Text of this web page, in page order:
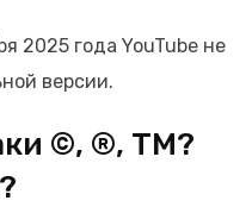
2025 года YouTube не
версии.
©, ®, TM?